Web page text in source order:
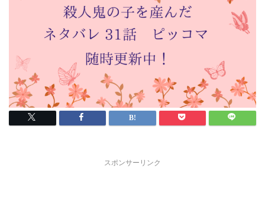
スポンサーリンク